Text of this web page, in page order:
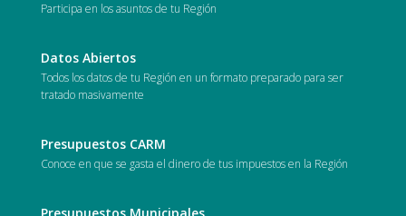
Participa en los asuntos de tu Región
Datos Abiertos
Todos los datos de tu Región en un formato preparado para ser
tratado masivamente
Presupuestos CARM
Conoce en que se gasta el dinero de tus impuestos en la Región